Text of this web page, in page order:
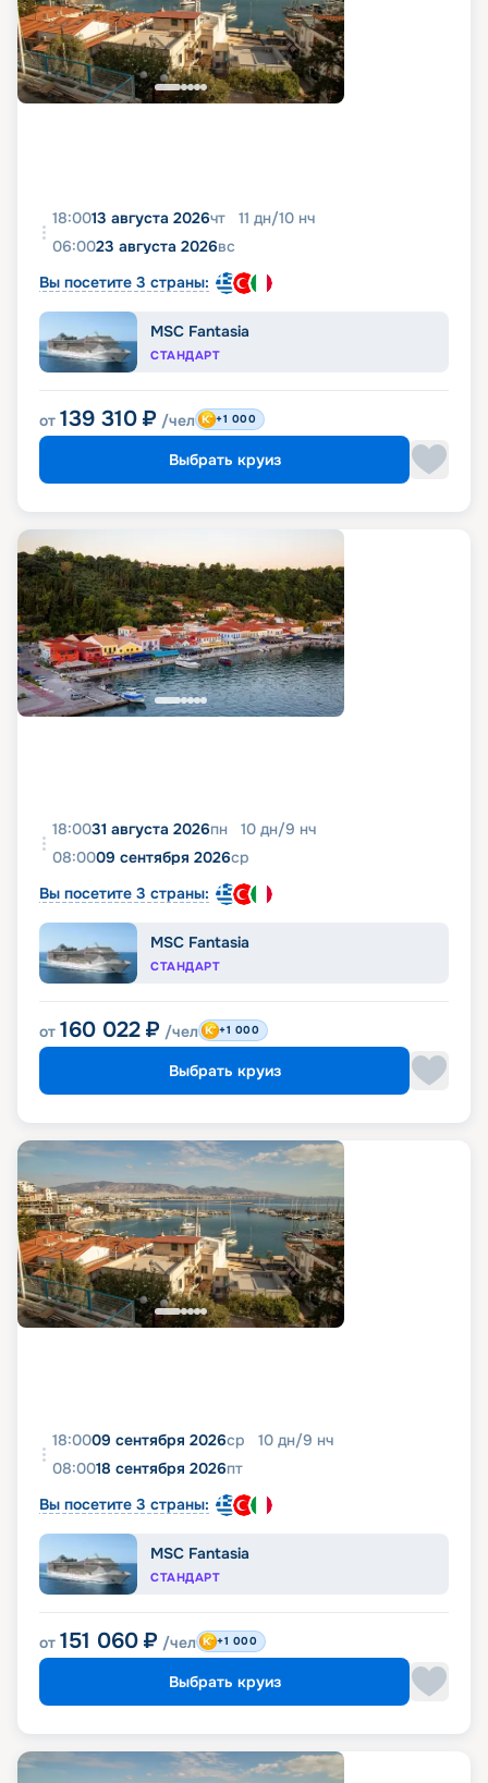
18:0013 августа 2026чт 11 дн/10 нч
06:0023 августа 2026вс
Вы посетите 3 страны:
MSC Fantasia
СТАНДАРТ
от 139 310 ₽ /чел +1 000
Выбрать круиз
18:0031 августа 2026пн 10 дн/9 нч
08:0009 сентября 2026ср
Вы посетите 3 страны:
MSC Fantasia
СТАНДАРТ
от 160 022 ₽ /чел +1 000
Выбрать круиз
18:0009 сентября 2026ср 10 дн/9 нч
08:0018 сентября 2026пт
Вы посетите 3 страны:
MSC Fantasia
СТАНДАРТ
от 151 060 ₽ /чел +1 000
Выбрать круиз